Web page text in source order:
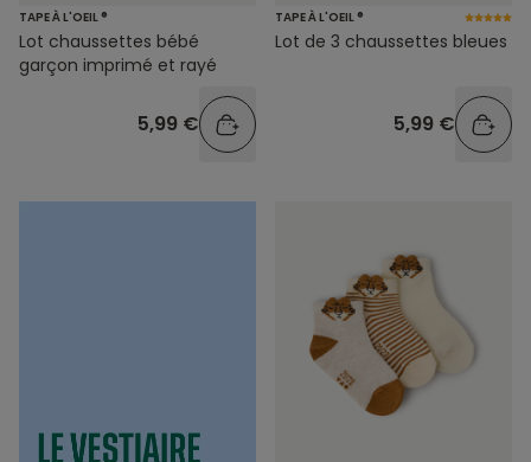
TAPE À L'OEIL ®
Lot chaussettes bébé
garçon imprimé et rayé
5,99 €
TAPE À L'OEIL ®
Lot de 3 chaussettes bleues
5,99 €